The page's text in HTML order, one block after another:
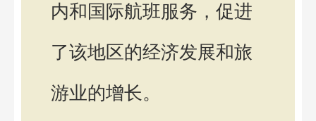
内和国际航班服务，促进
了该地区的经济发展和旅
游业的增长。